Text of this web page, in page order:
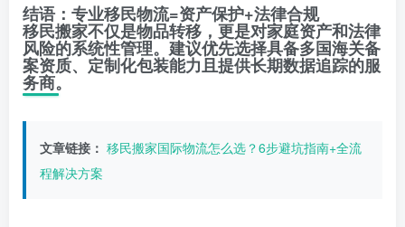
结语：专业移民物流=资产保护+法律合规
移民搬家不仅是物品转移，更是对家庭资产和法律
风险的系统性管理。建议优先选择具备多国海关备
案资质、定制化包装能力且提供长期数据追踪的服
务商。
文章链接： 移民搬家国际物流怎么选？6步避坑指南+全流
程解决方案